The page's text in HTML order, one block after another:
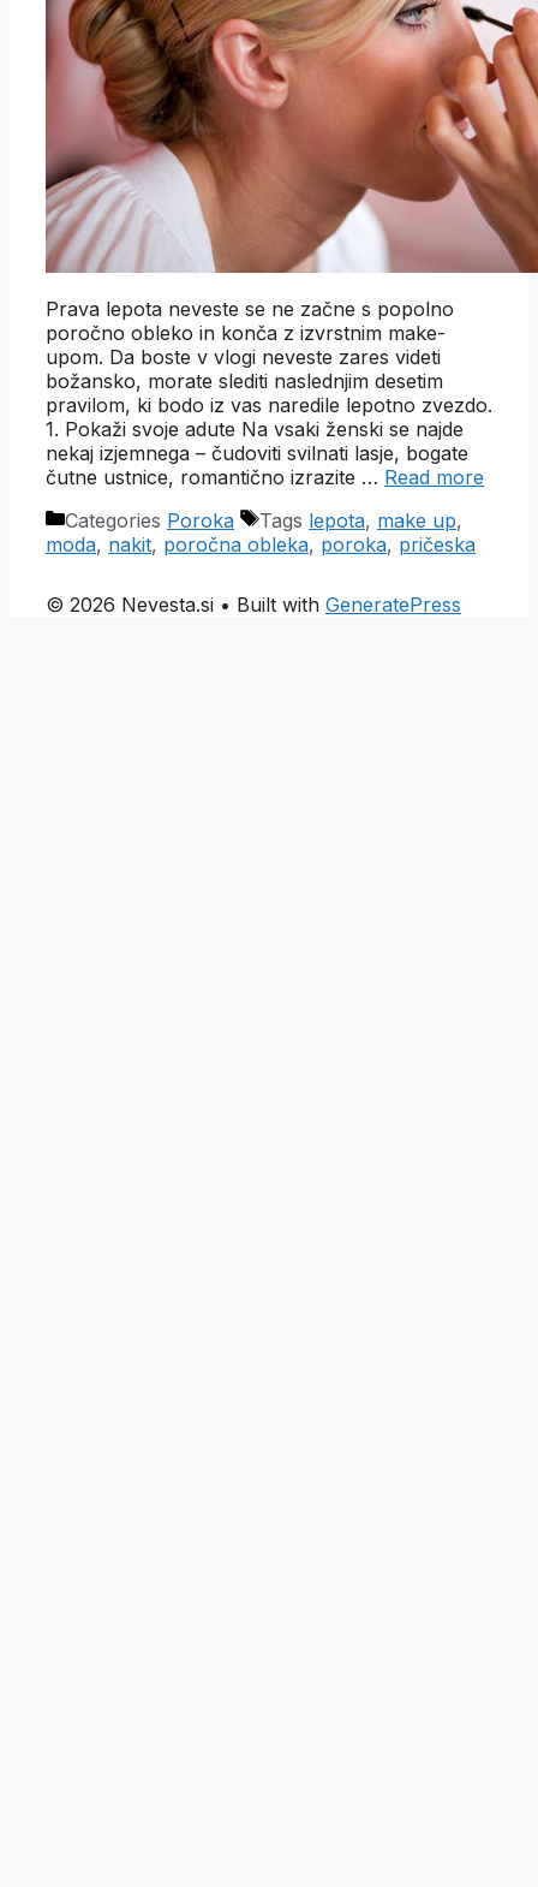
Prava lepota neveste se ne začne s popolno
poročno obleko in konča z izvrstnim make-
upom. Da boste v vlogi neveste zares videti
božansko, morate slediti naslednjim desetim
pravilom, ki bodo iz vas naredile lepotno zvezdo.
1. Pokaži svoje adute Na vsaki ženski se najde
nekaj izjemnega – čudoviti svilnati lasje, bogate
čutne ustnice, romantično izrazite … Read more
Categories Poroka Tags lepota, make up,
moda, nakit, poročna obleka, poroka, pričeska
© 2026 Nevesta.si • Built with GeneratePress